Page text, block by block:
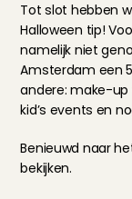
Tot slot hebben
Halloween tip!
namelijk niet
Amsterdam een
andere: make-
kid’s events en
Benieuwd naar
bekijken.